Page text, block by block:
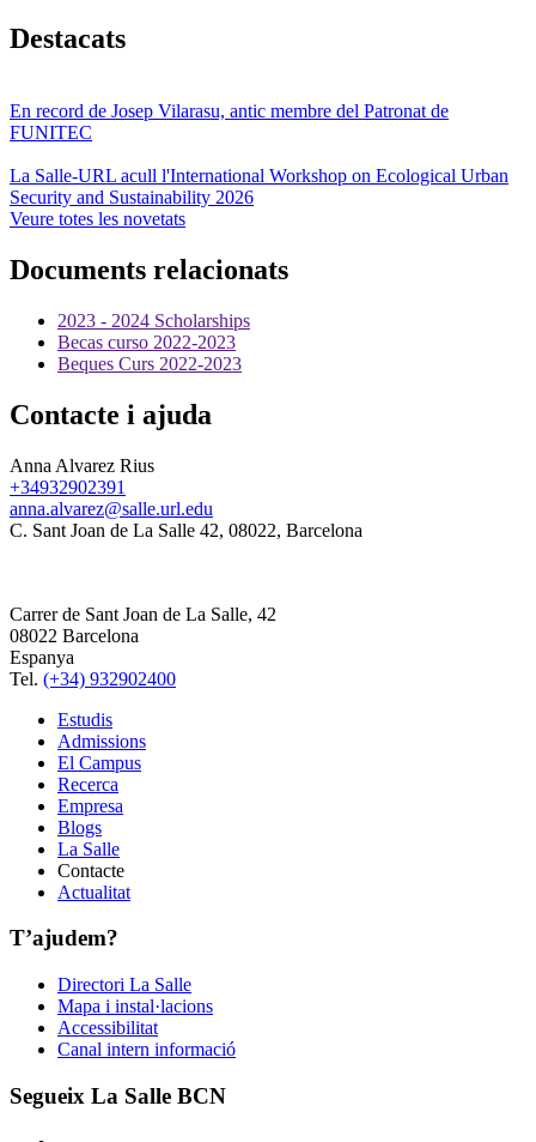
Destacats
En record de Josep Vilarasu, antic membre del Patronat de
FUNITEC
La Salle-URL acull l'International Workshop on Ecological Urban
Security and Sustainability 2026
Veure totes les novetats
Documents relacionats
2023 - 2024 Scholarships
Becas curso 2022-2023
Beques Curs 2022-2023
Contacte i ajuda
Anna Alvarez Rius
+34932902391
anna.alvarez@salle.url.edu
C. Sant Joan de La Salle 42, 08022, Barcelona
Carrer de Sant Joan de La Salle, 42
08022 Barcelona
Espanya
Tel. (+34) 932902400
Estudis
Admissions
El Campus
Recerca
Empresa
Blogs
La Salle
Contacte
Actualitat
T’ajudem?
Directori La Salle
Mapa i instal·lacions
Accessibilitat
Canal intern informació
Segueix La Salle BCN